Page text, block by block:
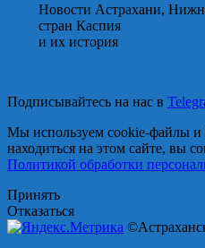
Новости Астрахани,
стран Каспия
и их история
Подписывайтесь на нас в
Мы используем cookie-файлы
находиться на этом сайте, вы
Политикой обработки
Принять
Отказаться